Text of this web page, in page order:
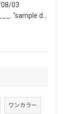
03
ワンカラー